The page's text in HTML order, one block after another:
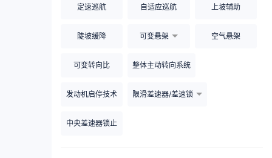
定速巡航 自适应巡航 上坡辅助
陡坡缓降 可变悬架 空气悬架
可变转向比 整体主动转向系统
发动机启停技术 限滑差速器/差速锁
中央差速器锁止